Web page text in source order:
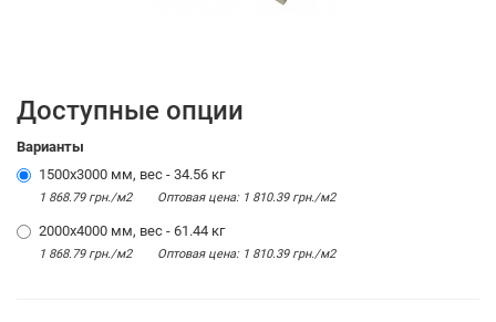
Доступные опции
Варианты
1500х3000 мм, вес - 34.56 кг
1 868.79 грн./м2 Оптовая цена: 1 810.39 грн./м2
2000х4000 мм, вес - 61.44 кг
1 868.79 грн./м2 Оптовая цена: 1 810.39 грн./м2